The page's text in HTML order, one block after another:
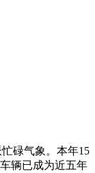
碌气象。本年15
辆已成为近五年